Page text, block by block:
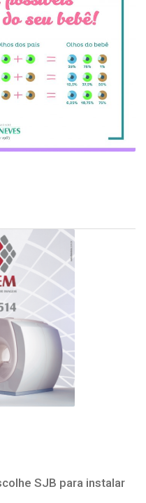
SJB para instalar